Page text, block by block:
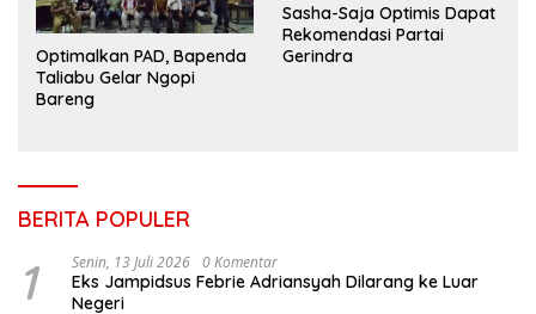
Optimalkan PAD, Bapenda
Taliabu Gelar Ngopi
Bareng
Sasha-Saja Optimis Dapat
Rekomendasi Partai
Gerindra
BERITA POPULER
1 Senin, 13 Juli 2026 0 Komentar
Eks Jampidsus Febrie Adriansyah Dilarang ke Luar
Negeri